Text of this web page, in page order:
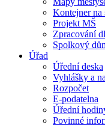
Kontejner na
Projekt MŠ
Zpracování
Spolkový
Úřad
Úřední deska
Vyhlášky a
Rozpočet
E-podatelna
Úřední
Povinné